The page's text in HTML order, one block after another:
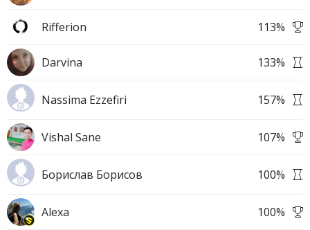
Rifferion 113%
Darvina 133%
Nassima Ezzefiri 157%
Vishal Sane 107%
Борислав Борисов 100%
Alexa 100%